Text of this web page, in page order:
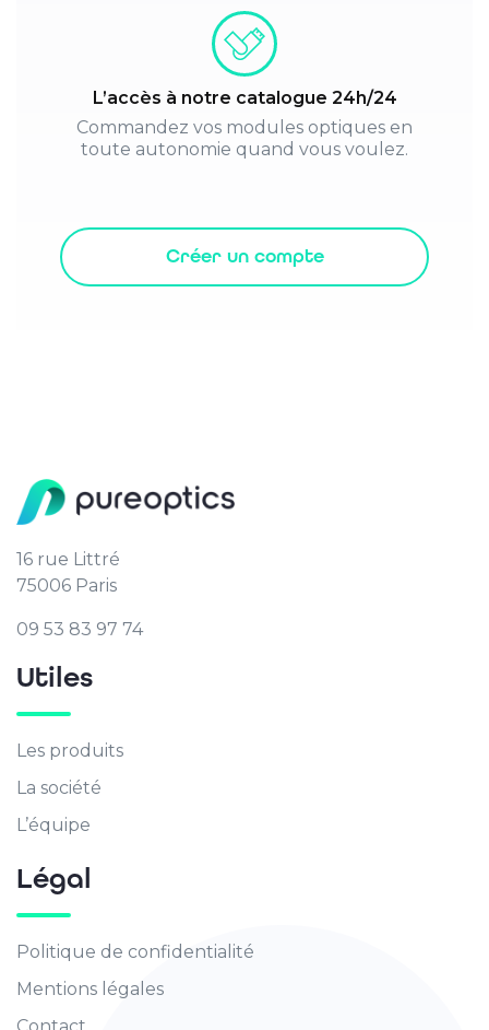
L’accès à notre catalogue 24h/24
Commandez vos modules optiques en
toute autonomie quand vous voulez.
Créer un compte
16 rue Littré
75006 Paris
09 53 83 97 74
Utiles
Les produits
La société
L’équipe
Légal
Politique de confidentialité
Mentions légales
Contact